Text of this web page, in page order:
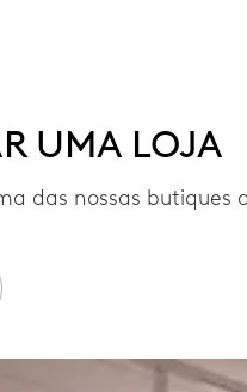
UMA LOJA
das nossas